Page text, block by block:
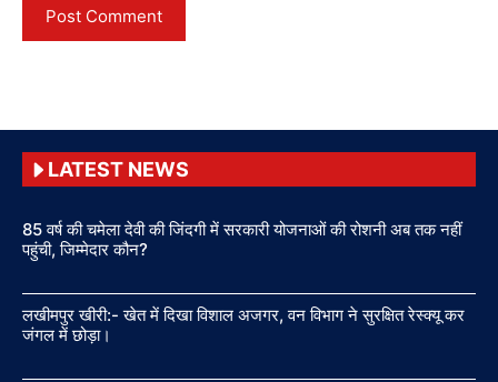
LATEST NEWS
85 वर्ष की चमेला देवी की जिंदगी में सरकारी योजनाओं की रोशनी अब तक नहीं
पहुंची, जिम्मेदार कौन?
लखीमपुर खीरी:- खेत में दिखा विशाल अजगर, वन विभाग ने सुरक्षित रेस्क्यू कर
जंगल में छोड़ा।